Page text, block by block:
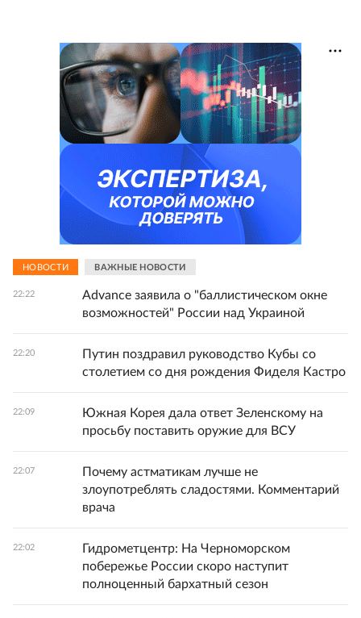
НОВОСТИ ВАЖНЫЕ НОВОСТИ
22:22
Advance заявила о "баллистическом окне
возможностей" России над Украиной
22:20
Путин поздравил руководство Кубы со
столетием со дня рождения Фиделя Кастро
22:09
Южная Корея дала ответ Зеленскому на
просьбу поставить оружие для ВСУ
22:07
Почему астматикам лучше не
злоупотреблять сладостями. Комментарий
врача
22:02
Гидрометцентр: На Черноморском
побережье России скоро наступит
полноценный бархатный сезон